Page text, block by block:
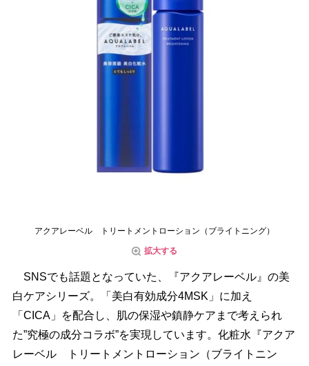
アクアレーベル トリートメントローション（ブライトニング）
拡大する
SNSでも話題となっていた、『アクアレーベル』の美
白ケアシリーズ。「美白有効成分4MSK」に加え
「CICA」を配合し、肌の保湿や鎮静ケアまで考えられ
た”究極の成分コラボ”を実現しています。化粧水『アクア
レーベル トリートメントローション（ブライトニン